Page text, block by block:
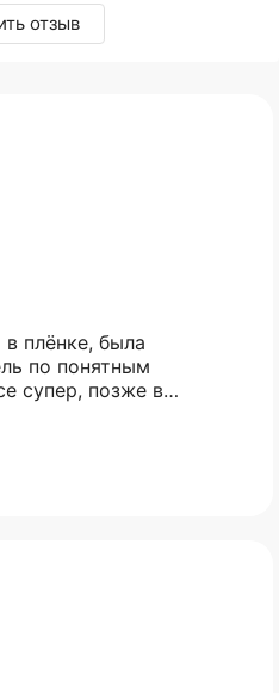
отзыв
плёнке, была
по понятным
супер, позже в
дополню